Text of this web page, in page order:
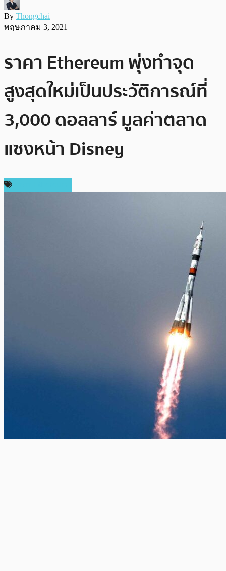
By Thongchai
พฤษภาคม 3, 2021
ราคา Ethereum พุ่งทำจุด
สูงสุดใหม่เป็นประวัติการณ์ที่
3,000 ดอลลาร์ มูลค่าตลาด
แซงหน้า Disney